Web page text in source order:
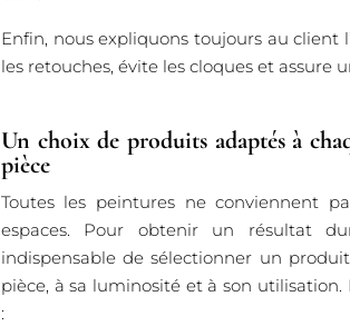
Enfin, nous expliquons toujours au client
les retouches, évite les cloques et assure
Un choix de produits adaptés à
pièce
Toutes les peintures ne conviennent
espaces. Pour obtenir un résultat
indispensable de sélectionner un
pièce, à sa luminosité et à son utilisation.
: